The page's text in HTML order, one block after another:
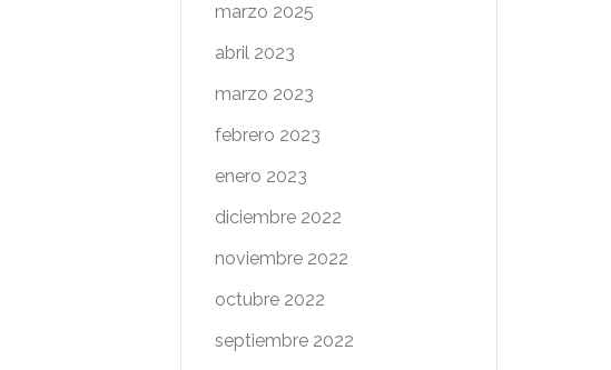
marzo 2025
abril 2023
marzo 2023
febrero 2023
enero 2023
diciembre 2022
noviembre 2022
octubre 2022
septiembre 2022